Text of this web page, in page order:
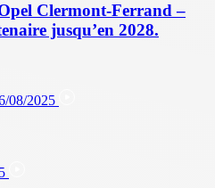
Clermont-Ferrand –
jusqu’en 2028.
08/2025